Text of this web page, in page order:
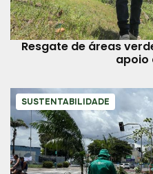
Resgate de áreas
apoio
SUSTENTABILIDADE